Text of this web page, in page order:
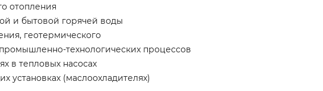
отопления
и бытовой горячей воды
геотермического
технологических процессов
в тепловых насосах
(маслоохладителях)